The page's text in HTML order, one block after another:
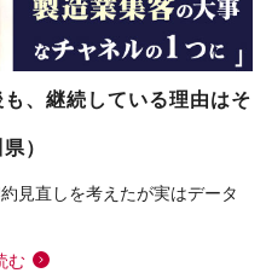
も、継続している理由はそ
）
見直しを考えたが実はデータ
む